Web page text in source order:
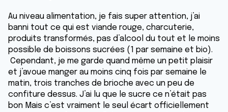
Au niveau alimentation, je fais super attention, j’ai
banni tout ce qui est viande rouge, charcuterie,
produits transformés, pas d’alcool du tout et le moins
possible de boissons sucrées (1 par semaine et bio).
Cependant, je me garde quand même un petit plaisir
et j’avoue manger au moins cinq fois par semaine le
matin, trois tranches de brioche avec un peu de
confiture dessus. J’ai lu que le sucre ce n’était pas
bon Mais c’est vraiment le seul écart officiellement